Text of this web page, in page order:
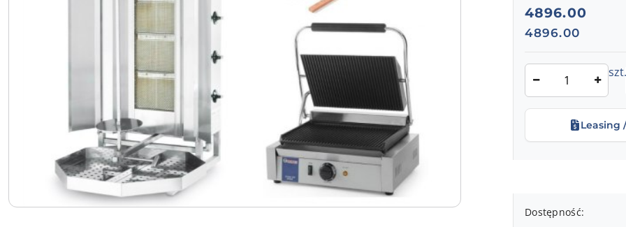
cena:
4896.00
Cena:
4896.00
Ilość szt.
Leasing
Dostępność
Dostępność: